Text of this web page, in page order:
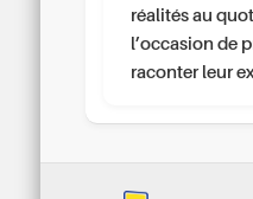
réalités au
l’occasion de
raconter leur